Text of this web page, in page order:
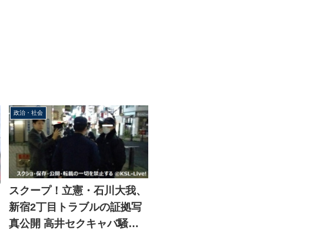
政治・社会
スクープ！立憲・石川大我、
新宿2丁目トラブルの証拠写
真公開 高井セクキャバ騒動